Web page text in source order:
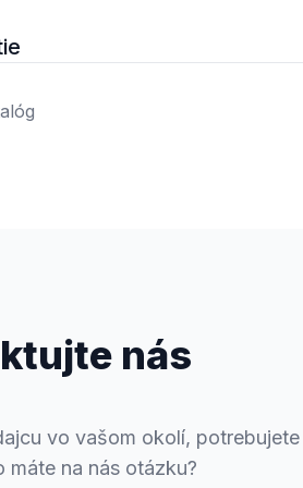
nás
vo vašom okolí, potrebujete
máte na nás otázku?